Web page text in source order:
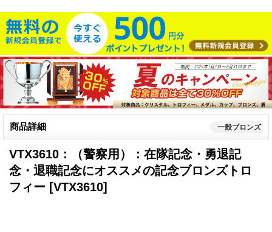
商品詳細 一般ブロンズ
VTX3610：（警察用）：在隊記念・勇退記
念・退職記念にオススメの記念ブロンズトロ
フィー [VTX3610]